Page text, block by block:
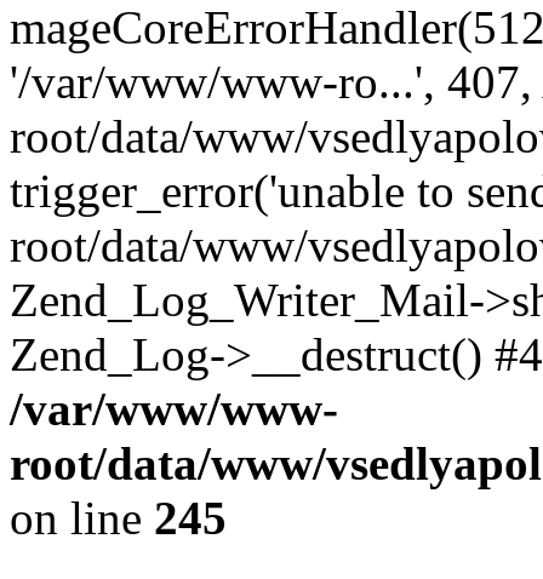
'/var/www/www-ro...',
root/data/www/
trigger_error('unable to
root/data/www/
Zend_Log_Writer_Mail-
Zend_Log->__destruct()
/var/www/www-
root/data/www/
on line 245